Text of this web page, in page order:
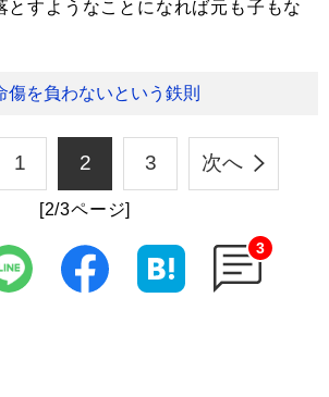
とすようなことになれば元も子もな
傷を負わないという鉄則
1 2 3 次へ
[2/3ページ]
3